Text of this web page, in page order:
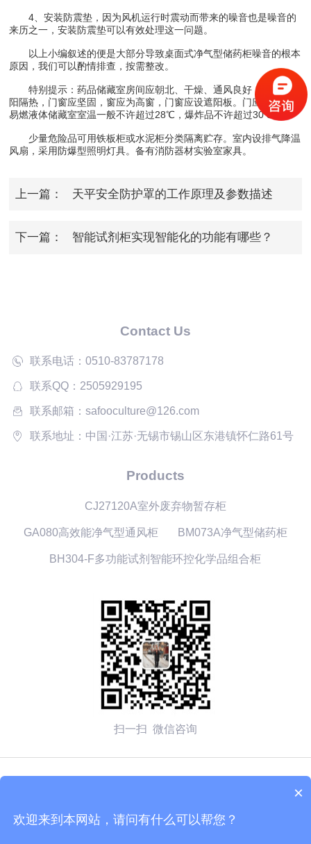
4、安装防震垫，因为风机运行时震动而带来的噪音也是噪音的
来历之一，安装防震垫可以有效处理这一问题。
以上小编叙述的便是大部分导致桌面式净气型储药柜噪音的根本
原因，我们可以酌情排查，按需整改。
特别提示：药品储藏室房间应朝北、干燥、通风良好，顶棚应遮
阳隔热，门窗应坚固，窗应为高窗，门窗应设遮阳板。门应朝外开。
易燃液体储藏室室温一般不许超过28℃，爆炸品不许超过30℃。
少量危险品可用铁板柜或水泥柜分类隔离贮存。室内设排气降温
风扇，采用防爆型照明灯具。备有消防器材实验室家具。
上一篇： 天平安全防护罩的工作原理及参数描述
下一篇： 智能试剂柜实现智能化的功能有哪些？
Contact Us
联系电话：0510-83787178
联系QQ：2505929195
联系邮箱：safooculture@126.com
联系地址：中国·江苏·无锡市锡山区东港镇怀仁路61号
Products
CJ27120A室外废弃物暂存柜
GA080高效能净气型通风柜 BM073A净气型储药柜
BH304-F多功能试剂智能环控化学品组合柜
扫一扫 微信咨询
技术支持：化工仪器网管理登陆 sitemap.xml
×
欢迎来到本网站，请问有什么可以帮您？